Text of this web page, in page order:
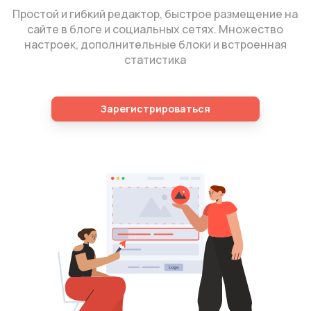
Простой и гибкий редактор, быстрое размещение на
сайте в блоге и социальных сетях. Множество
настроек, дополнительные блоки и встроенная
статистика
Зарегистрироваться